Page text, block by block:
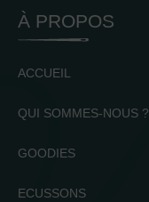
À PROPOS
ACCUEIL
QUI SOMMES-NOUS ?
GOODIES
ECUSSONS